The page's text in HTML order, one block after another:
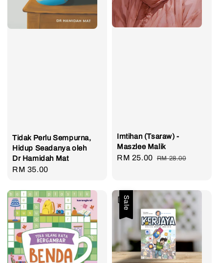
Tidak Perlu Sempurna,
Hidup Seadanya oleh
Dr Hamidah Mat
Regular
RM 35.00
Imtihan (Tsaraw) -
Maszlee Malik
Sale
RM 25.00 Regular
RM 28.00
Sale